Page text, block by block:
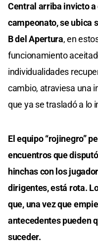
Central arriba invicto
campeonato, se ubica
B del Apertura, en
funcionamiento
individualidades
cambio, atraviesa una
que ya se trasladó a lo
El equipo “rojinegro”
encuentros que
hinchas con los
dirigentes, está rota.
que, una vez que
antecedentes pueden
suceder.